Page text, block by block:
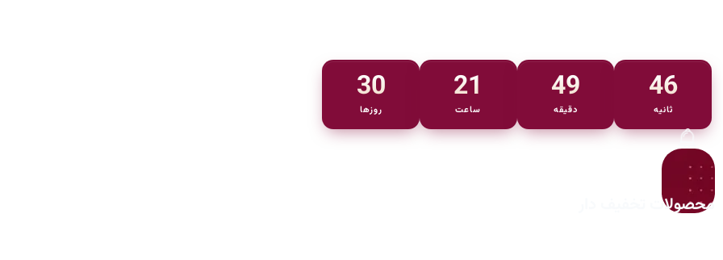
30
روز‌ها
21
ساعت
49
دقیقه‌
44
ثانیه‌
محصولات تخفیف دار